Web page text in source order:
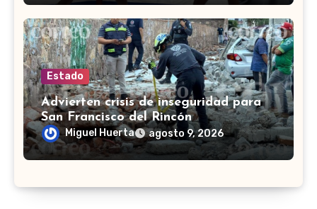
Estado
Advierten crisis de inseguridad para
San Francisco del Rincón
Miguel Huerta agosto 9, 2026